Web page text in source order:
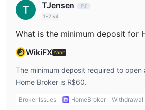
TJensen
1-2 yıl
What is the minimum deposit for
WikiFXYanıt
The minimum deposit required to open
Home Broker is R$60.
Broker Issues HomeBroker Withdrawal